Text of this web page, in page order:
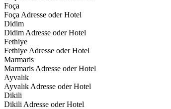
Foça
Foça Adresse oder Hotel
Didim
Didim Adresse oder Hotel
Fethiye
Fethiye Adresse oder Hotel
Marmaris
Marmaris Adresse oder Hotel
Ayvalık
Ayvalık Adresse oder Hotel
Dikili
Dikili Adresse oder Hotel